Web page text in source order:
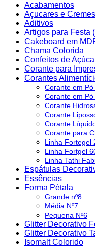
Acabamentos
Açucares e Cremes
Aditivos
Artigos para Festa
Cakeboard em
Chama Colorida
Confeitos de
Corante para
Corantes
Corante em Pó
Corante em Pó
Corante
Corante
Corante
Corante para
Linha Fortegel
Linha Fortgel
Linha Tathi
Espátulas
Essências
Forma Pétala
Grande nº8
Média Nº7
Pequena Nº6
Glitter Decorativo
Glitter Decorativo
Isomalt Colorido